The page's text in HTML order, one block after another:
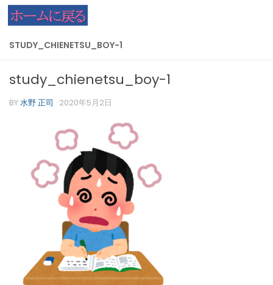
コンテンツへスキップ
STUDY_CHIENETSU_BOY-1
study_chienetsu_boy-1
BY水野 正司 · 2020年5月2日